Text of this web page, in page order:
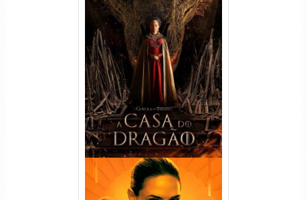
A Casa do Dragão 1ª
Temporada Torrent (2022)
WEB-DL 720p/1080p Dual
Áudio